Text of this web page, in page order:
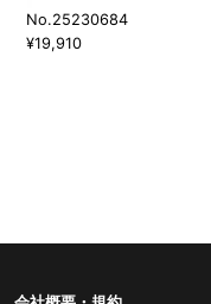
No.25230684
¥19,910